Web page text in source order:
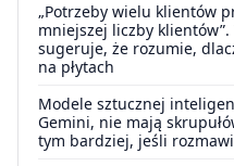
„Potrzeby wielu klientów
mniejszej liczby
sugeruje, że rozumie,
na płytach
Modele sztucznej
Gemini, nie mają
tym bardziej, jeśli